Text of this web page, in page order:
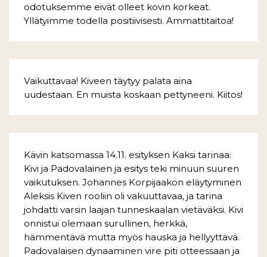
odotuksemme eivät olleet kovin korkeat.
Yllätyimme todella positiivisesti. Ammattitaitoa!
Vaikuttavaa! Kiveen täytyy palata aina
uudestaan. En muista koskaan pettyneeni. Kiitos!
Kävin katsomassa 14.11. esityksen Kaksi tarinaa:
Kivi ja Padovalainen ja esitys teki minuun suuren
vaikutuksen. Johannes Korpijaakon eläytyminen
Aleksis Kiven rooliin oli vakuuttavaa, ja tarina
johdatti varsin laajan tunneskaalan vietäväksi. Kivi
onnistui olemaan surullinen, herkkä,
hämmentävä mutta myös hauska ja hellyyttävä.
Padovalaisen dynaaminen vire piti otteessaan ja